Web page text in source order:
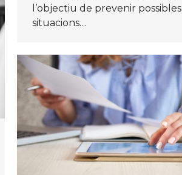
l’objectiu de prevenir possibles
situacions…